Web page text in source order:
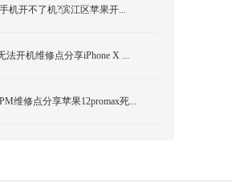
机开不了机?滨江区苹果开...
法开机维修点分享iPhone X ...
维修点分享苹果12promax死...